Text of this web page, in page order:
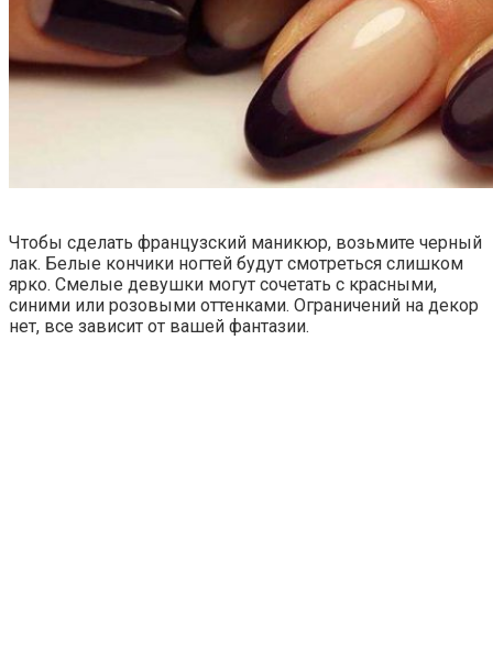
Чтобы сделать французский маникюр, возьмите черный
лак. Белые кончики ногтей будут смотреться слишком
ярко. Смелые девушки могут сочетать с красными,
синими или розовыми оттенками. Ограничений на декор
нет, все зависит от вашей фантазии.